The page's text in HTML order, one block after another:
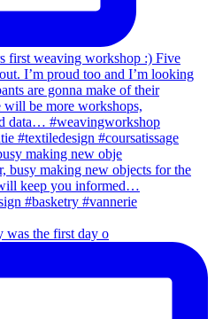
making new obje
was the first day o